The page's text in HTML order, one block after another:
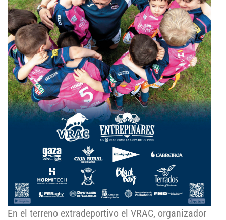
En el terreno extradeportivo el VRAC, organizador